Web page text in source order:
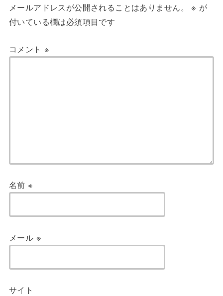
メールアドレスが公開されることはありません。 ※ が
付いている欄は必須項目です
コメント ※
名前※
メール ※
サイト